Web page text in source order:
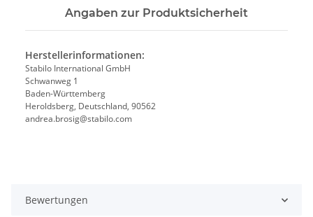
Angaben zur Produktsicherheit
Herstellerinformationen:
Stabilo International GmbH
Schwanweg 1
Baden-Württemberg
Heroldsberg, Deutschland, 90562
andrea.brosig@stabilo.com
Bewertungen